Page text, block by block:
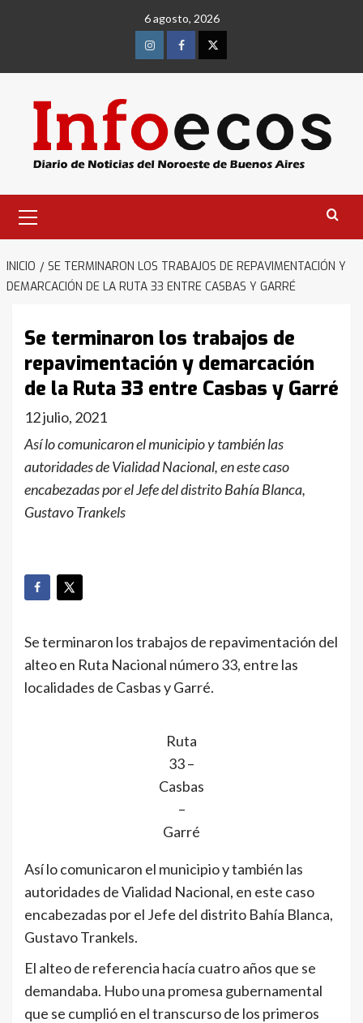
6 agosto, 2026
InstagramFacebookTwitter
primario
INICIO
SE TERMINARON LOS TRABAJOS DE REPAVIMENTACIÓN Y
DEMARCACIÓN DE LA RUTA 33 ENTRE CASBAS Y GARRÉ
Se terminaron los trabajos de
repavimentación y demarcación
de la Ruta 33 entre Casbas y Garré
12 julio, 2021
Así lo comunicaron el municipio y también las
autoridades de Vialidad Nacional, en este caso
encabezadas por el Jefe del distrito Bahía Blanca,
Gustavo Trankels
Se terminaron los trabajos de repavimentación del
alteo en Ruta Nacional número 33, entre las
localidades de Casbas y Garré.
Ruta
33 –
Casbas
–
Garré
Así lo comunicaron el municipio y también las
autoridades de Vialidad Nacional, en este caso
encabezadas por el Jefe del distrito Bahía Blanca,
Gustavo Trankels.
El alteo de referencia hacía cuatro años que se
demandaba. Hubo una promesa gubernamental
que se cumplió en el transcurso de los primeros